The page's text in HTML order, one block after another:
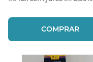
COMPRAR